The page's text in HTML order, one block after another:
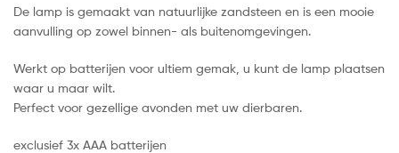
De lamp is gemaakt van natuurlijke zandsteen en is een mooie
aanvulling op zowel binnen- als buitenomgevingen.
Werkt op batterijen voor ultiem gemak, u kunt de lamp plaatsen
waar u maar wilt.
Perfect voor gezellige avonden met uw dierbaren.
exclusief 3x AAA batterijen